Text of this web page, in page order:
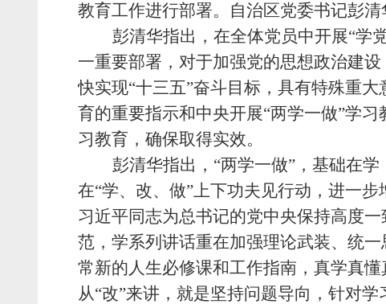
教育工作进行部署。自治区党委书记彭清
彭清华指出，在全体党员中开展“学
一重要部署，对于加强党的思想政治建
快实现“十三五”奋斗目标，具有特殊重
育的重要指示和中央开展“两学一做”学
习教育，确保取得实效。
彭清华指出，“两学一做”，基础在
在“学、改、做”上下功夫见行动，进一
习近平同志为总书记的党中央保持高度
范，学系列讲话重在加强理论武装、统
常新的人生必修课和工作指南，真学真
从“改”来讲，就是坚持问题导向，针对